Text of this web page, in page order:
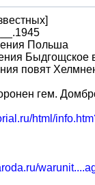
Польша
Быдгощское
повят
гем.
html/